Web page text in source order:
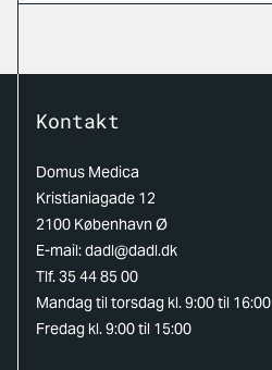
Kontakt
Domus Medica
Kristianiagade 12
2100 København Ø
E-mail:dadl@dadl.dk
Tlf. 35 44 85 00
Mandag til torsdag kl. 9:00 til 16:00
Fredag kl. 9:00 til 15:00